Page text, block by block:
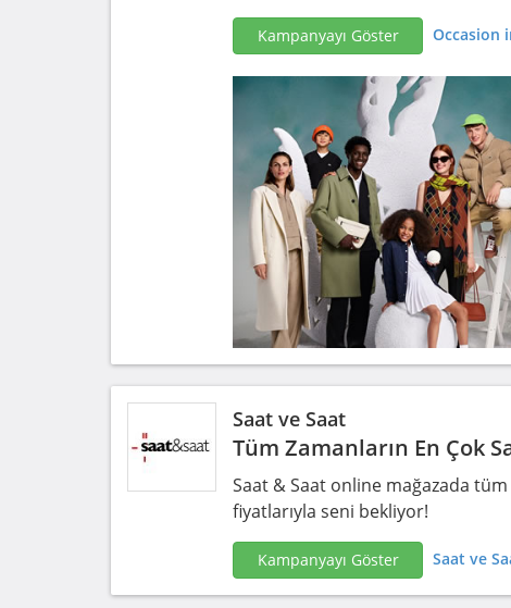
Kampanyayı Göster Occasion
Saat ve Saat
Tüm Zamanların En Çok
Saat & Saat online mağazada
fiyatlarıyla seni bekliyor!
Kampanyayı Göster Saat ve